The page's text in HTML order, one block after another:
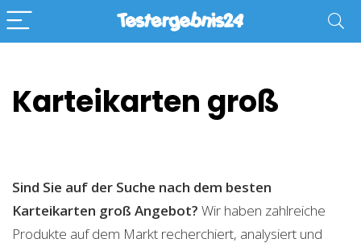
Karteikarten groß
Sind Sie auf der Suche nach dem besten
Karteikarten groß Angebot? Wir haben zahlreiche
Produkte auf dem Markt recherchiert, analysiert und